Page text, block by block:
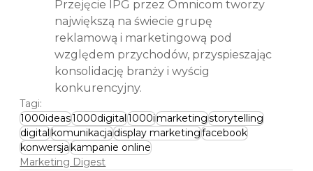
Przejęcie IPG przez Omnicom tworzy
największą na świecie grupę
reklamową i marketingową pod
względem przychodów, przyspieszając
konsolidację branży i wyścig
konkurencyjny.
Tagi:
1000ideas1000digital1000imarketingstorytelling
digitalkomunikacjadisplay marketingfacebook
konwersjakampanie online
Marketing Digest